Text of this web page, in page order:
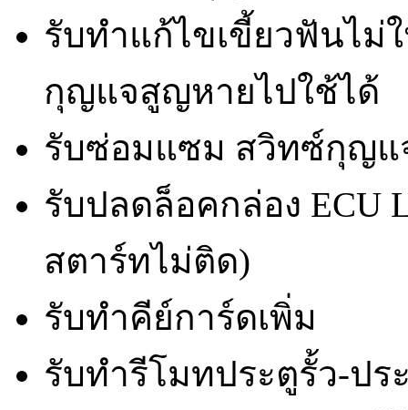
รับทำแก้ไขเขี้ยวฟันไม่
กุญแจสูญหายไปใช้ได้
รับซ่อมแซม สวิทซ์กุญแ
รับปลดล็อคกล่อง ECU
สตาร์ทไม่ติด)
รับทำคีย์การ์ดเพิ่ม
รับทำรีโมทประตูรั้ว-ปร